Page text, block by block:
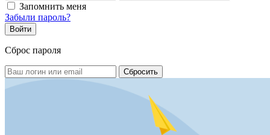
Запомнить меня
Забыли пароль?
Сброс пароля